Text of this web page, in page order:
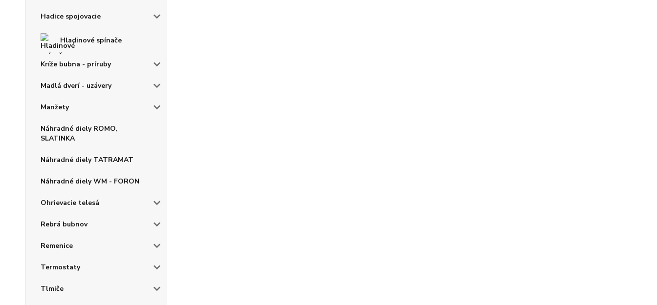
Hadice spojovacie
Hladinové spínače
Kríže bubna - príruby
Madlá dverí - uzávery
Manžety
Náhradné diely ROMO,
SLATINKA
Náhradné diely TATRAMAT
Náhradné diely WM - FORON
Ohrievacie telesá
Rebrá bubnov
Remenice
Termostaty
Tlmiče